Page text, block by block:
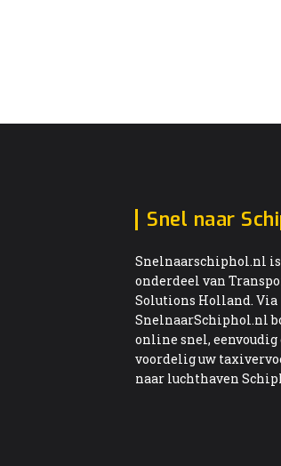
Snel naar
Snelnaarschiphol.nl is
onderdeel van
Solutions Holland. Via
SnelnaarSchiphol.nl
online snel, eenvoudig
voordelig uw
naar luchthaven